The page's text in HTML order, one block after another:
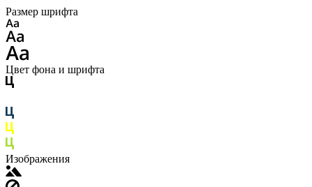
Размер шрифта
Цвет фона и шрифта
Изображения